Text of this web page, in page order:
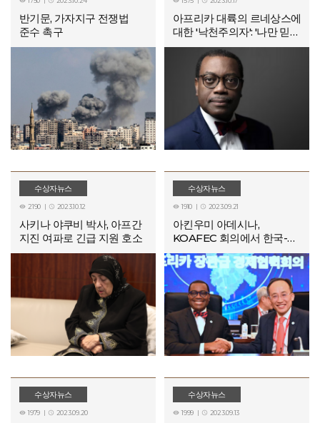
반기문, 가자지구 전쟁법
준수 촉구
아프리카 대륙의 르네상스에
대한 '낙천주의자': '나만 믿지
말고 데이터를 믿으세요'
수상자뉴스
 2190  2023.10.12
사키나 야쿠비 박사, 아프간
지진 여파로 긴급 지원 호소
수상자뉴스
 1910  2023.09.21
아킨우미 아데시나,
KOAFEC 회의에서 한국-
아프리카 협력 강화 촉구
수상자뉴스
 1979  2023.09.20
수상자뉴스
 1999  2023.09.13